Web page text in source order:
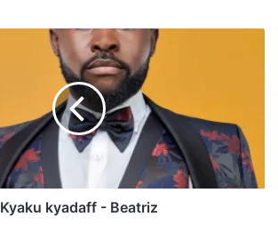
Kyaku kyadaff - Beatriz